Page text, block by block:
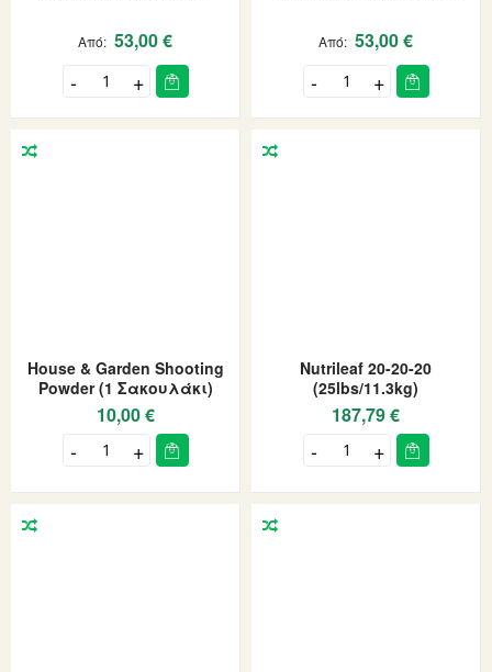
Από 53,00 € Από 53,00 €
House & Garden Shooting
Powder (1 Σακουλάκι)
10,00 €
Nutrileaf 20-20-20
(25lbs/11.3kg)
187,79 €